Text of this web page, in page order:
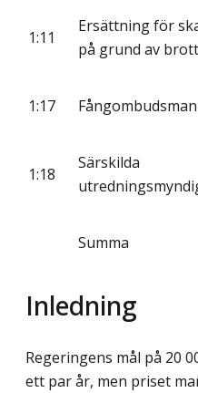
1:11
Ersättning för
på grund av brott
1:17
1:18
Särskilda
Summa
Inledning
Regeringens mål på 20
ett par år, men priset